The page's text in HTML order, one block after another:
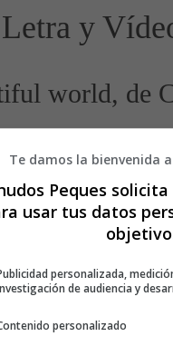
y
world, de
Te damos la bienvenida
Peques
usar tus datos
personalizada,
de audiencia y
personalizado